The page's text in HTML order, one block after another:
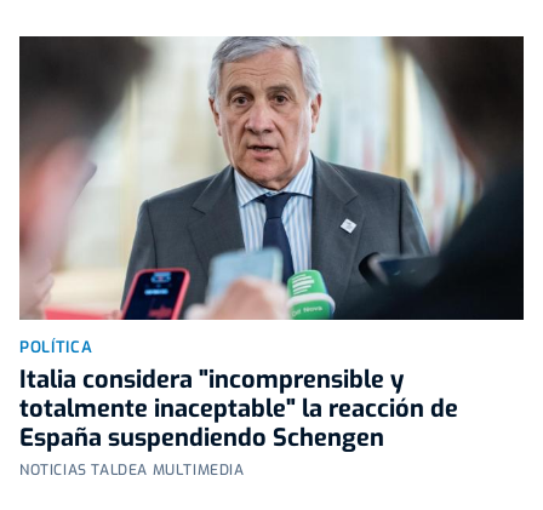
POLÍTICA
Italia considera "incomprensible y
totalmente inaceptable" la reacción de
España suspendiendo Schengen
NOTICIAS TALDEA MULTIMEDIA